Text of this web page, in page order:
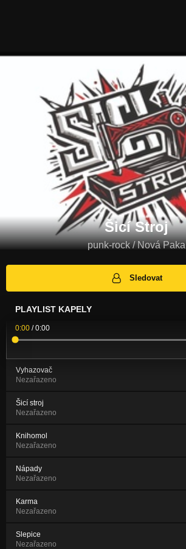
Šicí Stroj
punk-rock / Nová Paka
Sledovat
PLAYLIST KAPELY
0:00 /0:00
Vyhazovač
Nezařazeno
Šicí stroj
Nezařazeno
Knihomol
Nezařazeno
Nápady
Nezařazeno
Karma
Nezařazeno
Slepice
Nezařazeno